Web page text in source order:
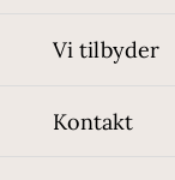
Vi tilbyder
Kontakt